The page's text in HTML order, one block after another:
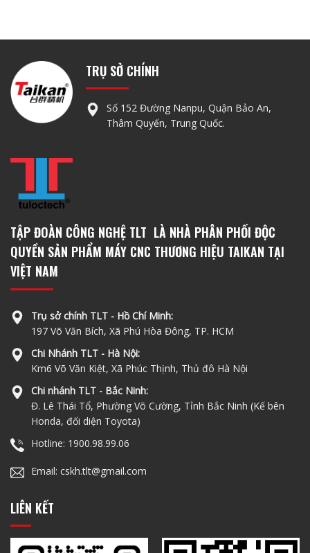
TRỤ SỞ CHÍNH
Số 152 Đường Nanpu, Quận Bảo An,
Thâm Quyến, Trung Quốc.
TẬP ĐOÀN CÔNG NGHỆ TLT LÀ NHÀ PHÂN PHỐI ĐỘC
QUYỀN SẢN PHẨM MÁY CNC THƯƠNG HIỆU TAIKAN TẠI
VIỆT NAM
Trụ sở chính TLT - Hồ Chí Minh:
197 Võ Văn Bích, Xã Phú Hòa Đông, TP. HCM
Chi Nhánh TLT - Hà Nội:
Km6 Võ Văn Kiệt, Xã Phúc Thịnh, Thủ đô Hà Nội
Chi nhánh TLT - Bắc Ninh:
Đ. Lê Thái Tổ, Phường Võ Cường, Tỉnh Bắc Ninh (Kế bên
Honda, đối diện Toyota)
Hotline: 1900.98.99.06
Email: cskh.tlt@gmail.com
LIÊN KẾT